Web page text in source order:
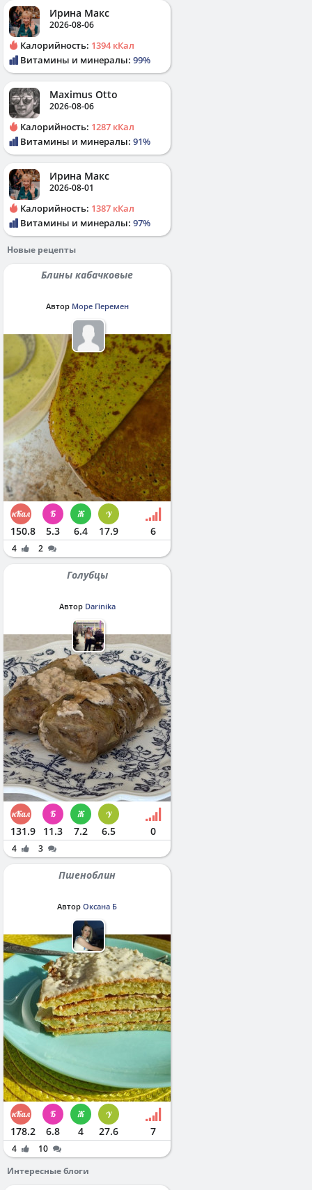
Ирина Макс
2026-08-06
Калорийность: 1394 кКал
Витамины и минералы: 99%
Maximus Otto
2026-08-06
Калорийность: 1287 кКал
Витамины и минералы: 91%
Ирина Макс
2026-08-01
Калорийность: 1387 кКал
Витамины и минералы: 97%
Новые рецепты
Блины кабачковые
Автор Море Перемен
150.8 5.3 6.4 17.9 6
4 2
Голубцы
Автор Darinika
131.9 11.3 7.2 6.5 0
4 3
Пшеноблин
Автор Оксана Б
178.2 6.8 4 27.6 7
4
10
Интересные блоги